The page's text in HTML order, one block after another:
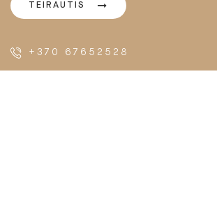
TEIRAUTIS
+370 67652528